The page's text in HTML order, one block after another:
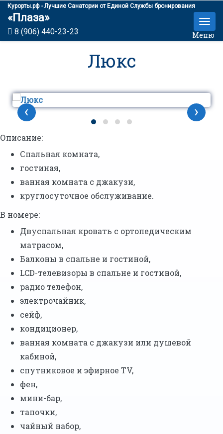
Курорты.рф - Лучшие Санатории от Единой Службы бронирования
«Плаза»
8 (906) 440-23-23 Меню
Люкс
‹ ›
Описание:
Спальная комната,
гостиная,
ванная комната с джакузи,
круглосуточное обслуживание.
В номере:
Двуспальная кровать с ортопедическим
матрасом,
Балконы в спальне и гостиной,
LCD-телевизоры в спальне и гостиной,
радио телефон,
электрочайник,
сейф,
кондиционер,
ванная комната с джакузи или душевой
кабиной,
спутниковое и эфирное TV,
фен,
мини-бар,
тапочки,
чайный набор,